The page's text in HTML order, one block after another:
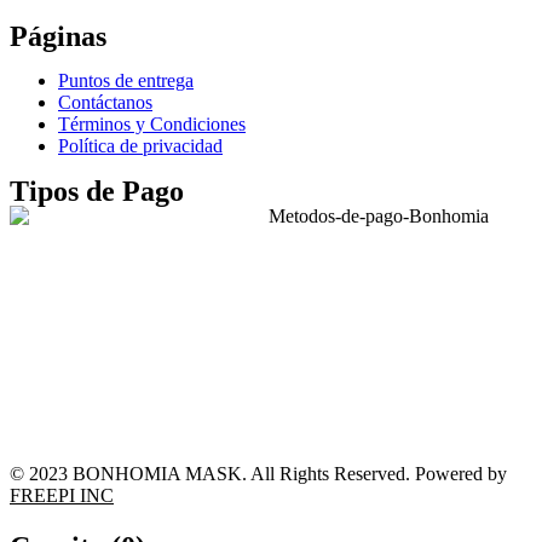
Páginas
Puntos de entrega
Contáctanos
Términos y Condiciones
Política de privacidad
Tipos de Pago
© 2023 BONHOMIA MASK. All Rights Reserved. Powered by
FREEPI INC